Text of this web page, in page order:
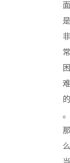
面
是
非
常
困
难
的
。
那
么